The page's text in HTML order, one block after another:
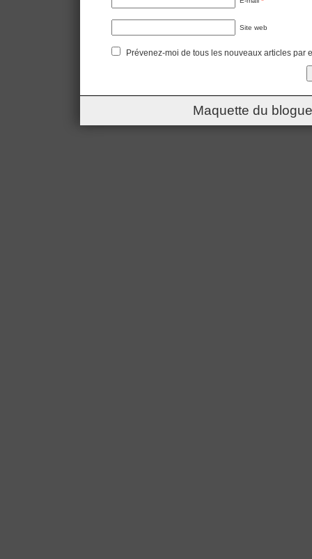
Site web
Prévenez-moi de tous les nouveaux articles par
Maquette du